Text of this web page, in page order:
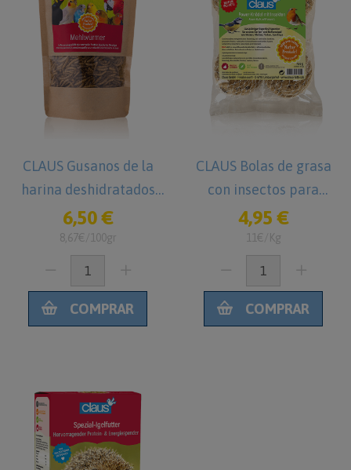
CLAUS Gusanos de la
harina deshidratados
para pájaros 75 g
6,50 €
8,67€/100gr
COMPRAR
CLAUS Bolas de grasa
con insectos para
Pájaros silvestres y de
Jardín 450g
4,95 €
11€/Kg
COMPRAR